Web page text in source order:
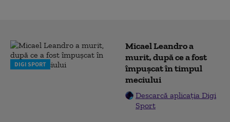
DIGI SPORT
Micael Leandro a
murit, după ce a fost
împușcat în timpul
meciului
Descarcă aplicația Digi
Sport